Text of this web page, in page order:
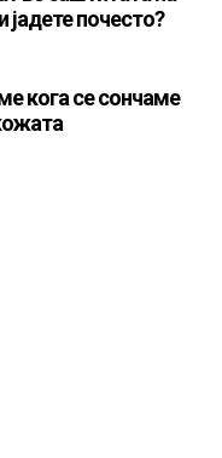
почесто?
кога се сончаме